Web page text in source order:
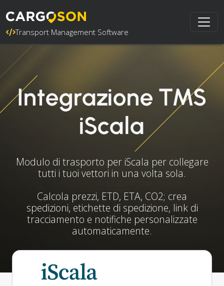
Transport Management Software
Integrazione TMS
iScala
Modulo di trasporto per iScala per collegare
tutti i tuoi vettori in una volta sola.
Calcola prezzi, ETD, ETA, CO2; crea
spedizioni, etichette di spedizione, link di
tracciamento e notifiche personalizzate
automaticamente.